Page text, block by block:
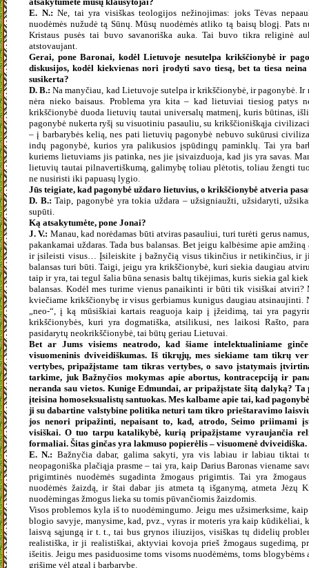
E. N.:Ne, tai yra visiškas teologijos nežinojimas: joks Tėvas
nuodėmės nužudė tą Sūnų. Mūsų nuodėmės atliko tą baisų blogį. Pats
Kristaus pusės tai buvo savanoriška auka. Tai buvo tikra religinė
atstovaujant.
Gerai, pone Baronai, kodėl Lietuvoje nesutelpa krikščionybė ir
diskusijos, kodėl kiekvienas nori įrodyti savo tiesą, bet ta tiesa
susikerta?
D. B.: Na manyčiau, kad Lietuvoje sutelpa ir krikščionybė, ir pagonybė. Ir
nėra nieko baisaus. Problema yra kita – kad lietuviai tiesiog patys
krikščionybė duoda lietuvių tautai universalų matmenį, kuris būtinas,
pagonybė nukerta ryšį su visuotiniu pasauliu, su krikščioniškąja
– į barbarybės kelią, nes pati lietuvių pagonybė nebuvo sukūrusi
indų pagonybė, kurios yra palikusios įspūdingų paminklų. Tai yra
kuriems lietuviams jis patinka, nes jie įsivaizduoja, kad jis yra savas.
lietuvių tautai pilnavertiškumą, galimybę toliau plėtotis, toliau žengti
ne nusiristi iki papuasų lygio.
Jūs teigiate, kad pagonybė uždaro lietuvius, o krikščionybė atveria
D. B.: Taip, pagonybė yra tokia uždara – užsigniaužti, užsidaryti,
supūti.
Ką atsakytumėte, pone Jonai?
J. V.: Manau, kad norėdamas būti atviras pasauliui, turi turėti gerus
pakankamai uždaras. Tada bus balansas. Bet jeigu kalbėsime apie
ir įsileisti visus… Įsileiskite į bažnyčią visus tikinčius ir netikinčius, ir
balansas turi būti. Taigi, jeigu yra krikščionybė, kuri siekia daugiau
taip ir yra, tai tegul šalia būna senasis baltų tikėjimas, kuris siekia gal
balansas. Kodėl mes turime vienus panaikinti ir būti tik visiškai atviri?
kviečiame krikščionybę ir visus gerbiamus kunigus daugiau atsinaujinti.
„neo-“, į ką mūsiškiai kartais reaguoja kaip į įžeidimą, tai yra
krikščionybės, kuri yra dogmatiška, atsilikusi, nes laikosi Rašto,
pasidarytų neokrikščionybė, tai būtų geriau Lietuvai.
Bet ar Jums visiems neatrodo, kad šiame intelektualiniame
visuomeninis dviveidiškumas. Iš tikrųjų, mes siekiame tam tikrų
vertybes, pripažįstame tam tikras vertybes, o savo įstatymais
tarkime, juk Bažnyčios mokymas apie abortus, kontracepciją ir
neranda sau vietos. Kunige Edmundai, ar pripažįstate šitą dalyką?
įteisina homoseksualistų santuokas. Mes kalbame apie tai, kad
ji su dabartine valstybine politika neturi tam tikro prieštaravimo
jos nenori pripažinti, nepaisant to, kad, atrodo, Seimo priimami
visiškai. O tuo tarpu katalikybė, kurią pripažįstame vyraujančia
formaliai. Šitas ginčas yra lakmuso popierėlis – visuomenė
E. N.: Bažnyčia dabar, galima sakyti, yra vis labiau ir labiau tiktai
neopagoniška plačiąja prasme – tai yra, kaip Darius Baronas viename
prigimtinės nuodėmės sugadinta žmogaus prigimtis. Tai yra
nuodėmės žaizdą, ir štai dabar jis atmeta tą išganymą, atmeta Jėzų
nuodėmingas žmogus lieka su tomis pūvančiomis žaizdomis.
Visos problemos kyla iš to nuodėmingumo. Jeigu mes užsimerksime,
blogio savyje, manysime, kad, pvz., vyras ir moteris yra kaip kūdikėliai,
laisvą sąjungą ir t. t., tai bus grynos iliuzijos, visiškas tų didelių
realistiška, ir ji realistiškai, aktyviai kovoja prieš žmogaus sugedimą,
išeitis. Jeigu mes pasiduosime toms visoms nuodėmėms, toms
grįšime vėl atgal į barbarybę.